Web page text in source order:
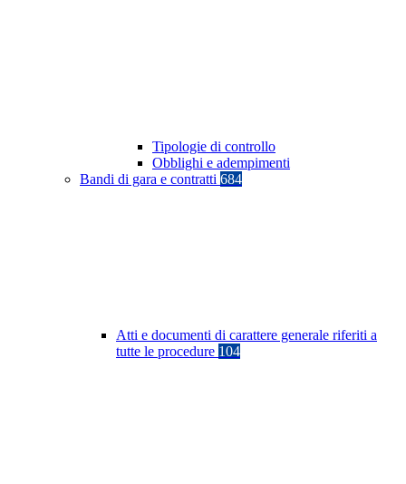
Tipologie di controllo
Obblighi e adempimenti
Bandi di gara e contratti 684
Atti e documenti di carattere generale riferiti a
tutte le procedure 104